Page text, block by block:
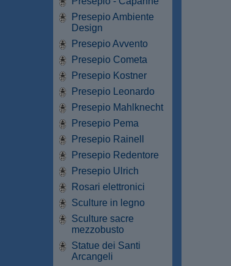
Presepio Ambiente
Design
Presepio Avvento
Presepio Cometa
Presepio Kostner
Presepio Leonardo
Presepio Mahlknecht
Presepio Pema
Presepio Rainell
Presepio Redentore
Presepio Ulrich
Rosari elettronici
Sculture in legno
Sculture sacre
mezzobusto
Statue dei Santi
Arcangeli